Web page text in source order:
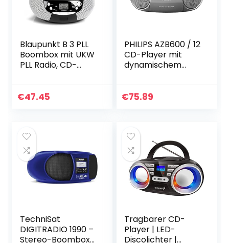
Blaupunkt B 3 PLL
Boombox mit UKW
PLL Radio, CD-
Lautsprecher,
€47.45
PHILIPS AZB600 / 12
CD-Player mit
dynamischem
€75.89
TechniSat
DIGITRADIO 1990 –
Stereo-Boombox
Tragbarer CD-
Player | LED-
Discolichter |